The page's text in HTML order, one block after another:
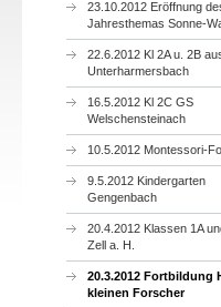
23.10.2012 Eröffnung
Jahresthemas Sonne-
22.6.2012 Kl 2A u. 2B
Unterharmersbach
16.5.2012 Kl 2C GS
Welschensteinach
10.5.2012 Montessori-
9.5.2012 Kindergarten
Gengenbach
20.4.2012 Klassen 1A
Zell a. H.
20.3.2012 Fortbildung
kleinen Forscher